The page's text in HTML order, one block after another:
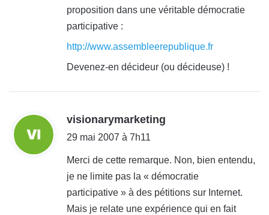
proposition dans une véritable démocratie
participative :
http://www.assembleerepublique.fr
Devenez-en décideur (ou décideuse) !
visionarymarketing
29 mai 2007 à 7h11
Merci de cette remarque. Non, bien entendu,
je ne limite pas la « démocratie
participative » à des pétitions sur Internet.
Mais je relate une expérience qui en fait